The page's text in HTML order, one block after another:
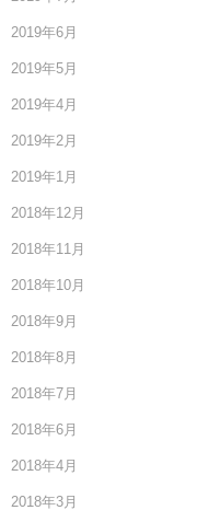
2019年6月
2019年5月
2019年4月
2019年2月
2019年1月
2018年12月
2018年11月
2018年10月
2018年9月
2018年8月
2018年7月
2018年6月
2018年4月
2018年3月